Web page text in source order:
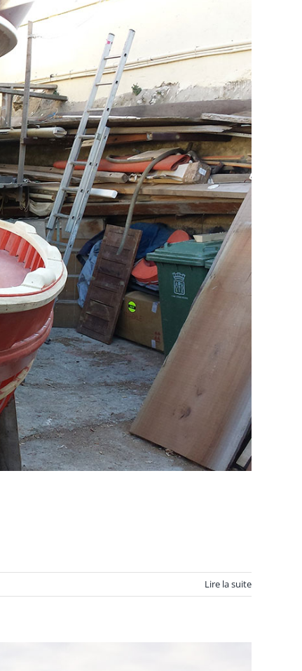
Lire la suite